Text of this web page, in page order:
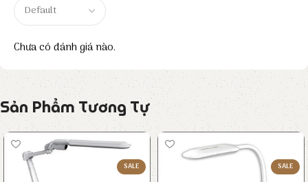
Chưa có đánh giá nào.
Sản Phẩm Tương Tự
SALE SALE